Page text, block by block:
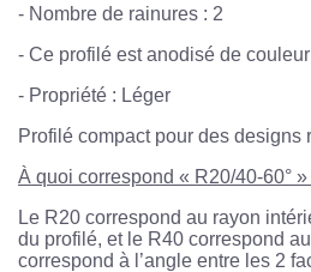
- Nombre de rainures : 2
- Ce profilé est anodisé de
- Propriété : Léger
Profilé compact pour des designs
À quoi correspond « R20/40-60° »
Le R20 correspond au rayon
du profilé, et le R40 correspond
correspond à l’angle entre les 2